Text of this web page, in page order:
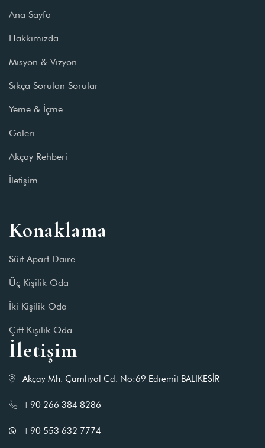
Ana Sayfa
Hakkımızda
Misyon & Vizyon
Sıkça Sorulan Sorular
Yeme & İçme
Galeri
Akçay Rehberi
İletişim
Konaklama
Süit Apart Daire
Üç Kişilik Oda
İki Kişilik Oda
Çift Kişilik Oda
İletişim
Akçay Mh. Çamlıyol Cd. No:69 Edremit BALIKESİR
+90 266 384 8286
+90 553 632 7774